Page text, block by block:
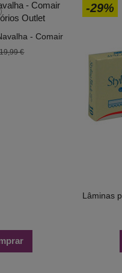
- Comair
19,99 €
-29%
Lâminas